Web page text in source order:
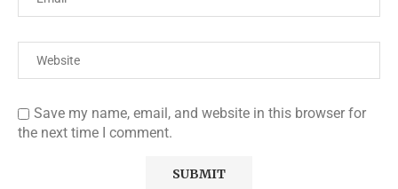
Save my name, email, and website in this browser for
the next time I comment.